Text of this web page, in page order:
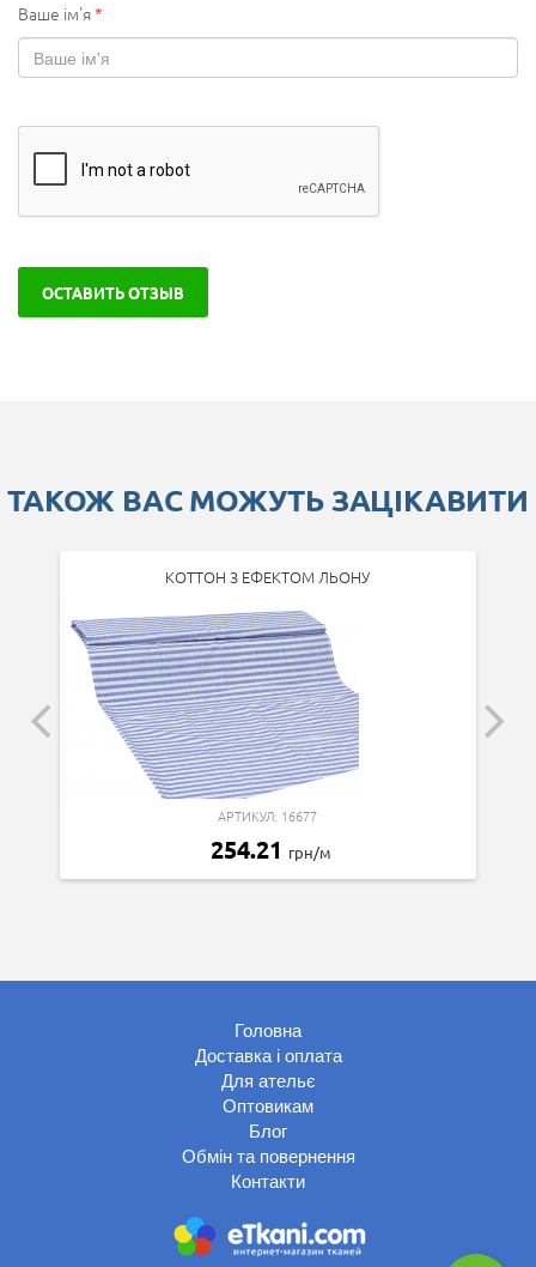
Ваше ім'я*
ОСТАВИТЬ ОТЗЫВ
ТАКОЖ ВАС МОЖУТЬ ЗАЦІКАВИТИ
КОТТОН З ЕФЕКТОМ ЛЬОНУ
АРТИКУЛ: 16677
254.21 грн/м
Головна
Доставка і оплата
Для ательє
Оптовикам
Блог
Обмін та повернення
Контакти